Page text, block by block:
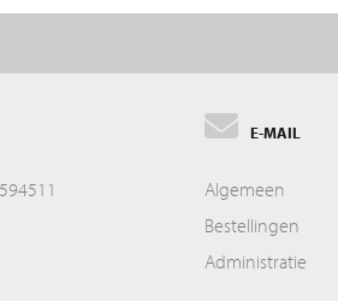
E-MAIL
Algemeen
Bestellingen
Administratie